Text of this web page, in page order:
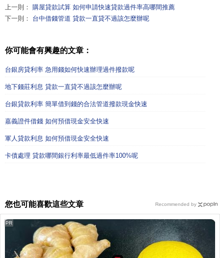
上一則： 購屋貸款試算 如何申請快速貸款過件率高哪間推薦
下一則： 台中借錢管道 貸款一直貸不過該怎麼辦呢
你可能會有興趣的文章：
台銀房貸利率 急用錢如何快速辦理過件撥款呢
地下錢莊利息 貸款一直貸不過該怎麼辦呢
台銀貸款利率 簡單借到錢的合法管道撥款現金快速
嘉義證件借錢 如何預借現金安全快速
軍人貸款利息 如何預借現金安全快速
卡債處理 貸款哪間銀行利率最低過件率100%呢
您也可能喜歡這些文章
PR
Recommended by